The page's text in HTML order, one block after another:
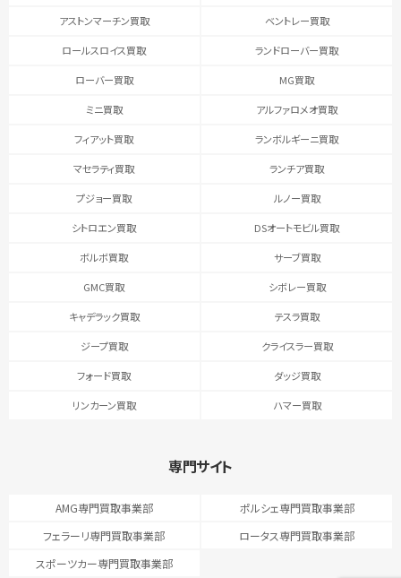
アストンマーチン買取 ベントレー買取
ロールスロイス買取 ランドローバー買取
ローバー買取 MG買取
ミニ買取 アルファロメオ買取
フィアット買取 ランボルギーニ買取
マセラティ買取 ランチア買取
プジョー買取 ルノー買取
シトロエン買取 DSオートモビル買取
ボルボ買取 サーブ買取
GMC買取 シボレー買取
キャデラック買取 テスラ買取
ジープ買取 クライスラー買取
フォード買取 ダッジ買取
リンカーン買取 ハマー買取
専門サイト
AMG専門買取事業部
ポルシェ専門買取事業部
フェラーリ専門買取事業部
ロータス専門買取事業部
スポーツカー専門買取事業部